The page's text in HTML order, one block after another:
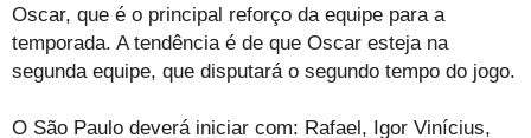
Oscar, que é o principal reforço da equipe para a
temporada. A tendência é de que Oscar esteja na
segunda equipe, que disputará o segundo tempo do jogo.
O São Paulo deverá iniciar com: Rafael, Igor Vinícius,